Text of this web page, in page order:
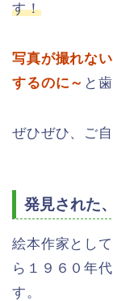
す！
写真が撮れない
するのに～ と
ぜひぜひ、ご
発見された
絵本作家とし
ら１９６０年
す。